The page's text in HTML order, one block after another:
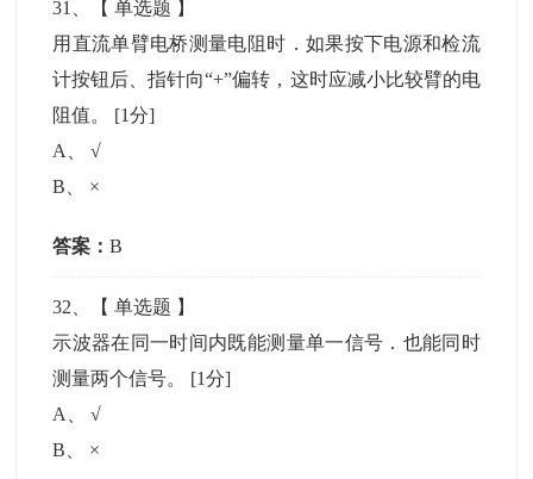
31 、【单选题 】
用直流单臂电桥测量电阻时．如果按下电源和检流
计按钮后、指针向“+”偏转，这时应减小比较臂的电
阻值。 [1分]
A
、√
B
×
答案：B
32 、【单选题 】
示波器在同一时间内既能测量单一信号．也能同时
测量两个信号。 [1分]
A
、√
B
×